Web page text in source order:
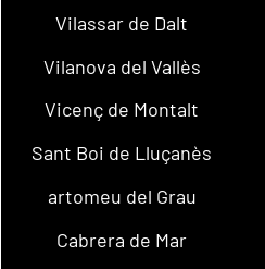
Vilassar de Dalt
Vilanova del Vallès
Vicenç de Montalt
Sant Boi de Lluçanès
artomeu del Grau
Cabrera de Mar